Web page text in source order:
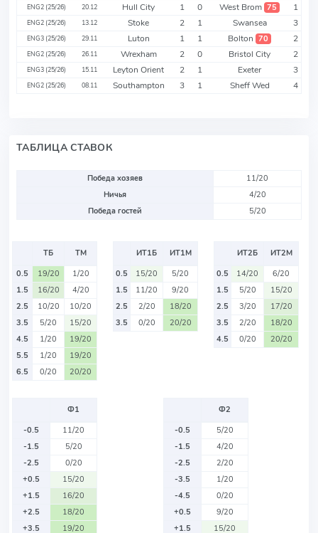
ENG2 (25/26) 20.12 Hull City 1 0 West Brom 75 1
ENG2 (25/26) 13.12 Stoke 2 1 Swansea 3
ENG3 (25/26) 29.11 Luton 1 1 Bolton 70 2
ENG2 (25/26) 26.11 Wrexham 2 0 Bristol City 2
ENG3 (25/26) 15.11 Leyton Orient 2 1 Exeter 3
ENG2 (25/26) 08.11 Southampton 3 1 Sheff Wed 4
ТАБЛИЦА СТАВОК
Победа хозяев
11/20
Ничья
4/20
Победа гостей
5/20
ТБ
ТМ
0.5
19/20
1/20
1.5
16/20
4/20
2.5
10/20
10/20
3.5
5/20
15/20
4.5
1/20
19/20
5.5
1/20
19/20
6.5
0/20 20/20
ИТ1Б
ИТ1М
0.5
15/20
5/20
1.5
11/20
9/20
2.5
2/20
18/20
3.5
0/20 20/20
ИТ2Б
ИТ2М
0.5
14/20
6/20
1.5
5/20
15/20
2.5
3/20
17/20
3.5
2/20
18/20
4.5
0/20 20/20
Ф1
-0.5
11/20
-1.5
5/20
-2.5
0/20
+0.5
15/20
+1.5
16/20
+2.5
18/20
+3.5
19/20
Ф2
-0.5
5/20
-1.5
4/20
-2.5
2/20
-3.5
1/20
-4.5
0/20
+0.5
9/20
+1.5
15/20